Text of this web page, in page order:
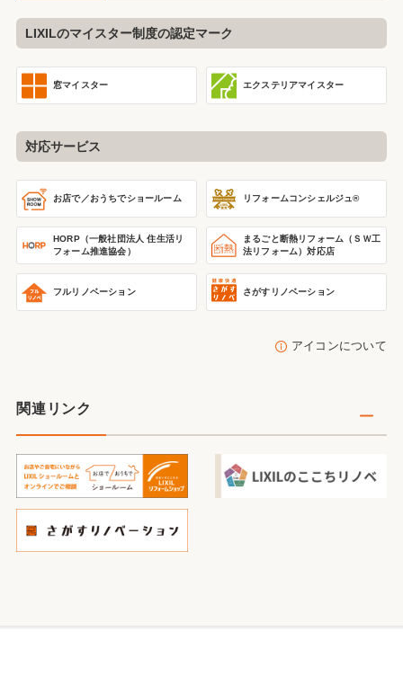
LIXILのマイスター制度の認定マーク
窓マイスター エクステリアマイスター
対応サービス
お店で／おうちでショールーム リフォームコンシェルジュ®
HORP（一般社団法人 住生活リ
フォーム推進協会）
まるごと断熱リフォーム
（ＳＷ工
法リフォーム）対応店
フルリノベーション さがすリノベーション
アイコンについて
関連リンク